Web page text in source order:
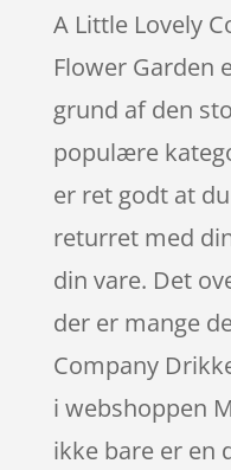
A Little Lovely
Flower Garden
grund af den
populære
er ret godt at
returret med
din vare. Det
der er mange
Company
i webshoppen
ikke bare er en